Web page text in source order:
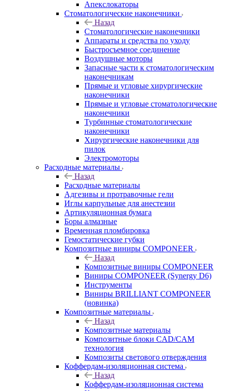
Апекслокаторы
Стоматологические наконечники
Назад
Стоматологические наконечники
Аппараты и средства по уходу
Быстросъемное соединение
Воздушные моторы
Запасные части к стоматологическим
наконечникам
Прямые и угловые хирургические
наконечники
Прямые и угловые стоматологические
наконечники
Турбинные стоматологические
наконечники
Хирургические наконечники для
пилок
Электромоторы
Расходные материалы
Назад
Расходные материалы
Адгезивы и протравочные гели
Иглы карпульные для анестезии
Артикуляционная бумага
Боры алмазные
Временная пломбировка
Гемостатические губки
Композитные виниры COMPONEER
Назад
Композитные виниры COMPONEER
Виниры COMPONEER (Synergy D6)
Инструменты
Виниры BRILLIANT COMPONEER
(новинка)
Композитные материалы
Назад
Композитные материалы
Композитные блоки CAD/СAM
технология
Композиты светового отверждения
Коффердам-изоляционная система
Назад
Коффердам-изоляционная система